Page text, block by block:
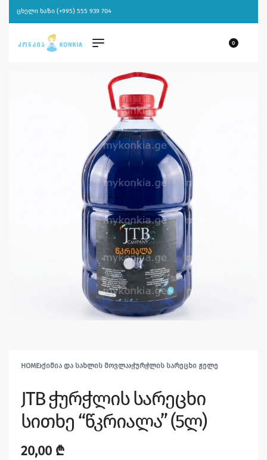
ცხელი ხაზი (+995) 555 939 704
0
HOME›ᲥᲘᲛᲘᲐ ᲓᲐ ᲡᲐᲮᲚᲘᲡ ᲛᲝᲕᲚᲐ›ᲭᲣᲠᲭᲚᲘᲡ ᲡᲐᲠᲔᲪᲮᲘ ᲟᲔᲚᲔ
JTB ჭურჭლის სარეცხი
სითხე “წკრიალა” (5ლ)
20,00 ₾